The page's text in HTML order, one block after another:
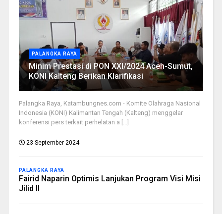
PALANGKA RAYA
Minim Prestasi di PON XXI/2024 Aceh-Sumut,
KONI Kalteng Berikan Klarifikasi
Palangka Raya, Katambungnes.com - Komite Olahraga Nasional
Indonesia (KONI) Kalimantan Tengah (Kalteng) menggelar
konferensi pers terkait perhelatan a [...]
23 September 2024
PALANGKA RAYA
Fairid Naparin Optimis Lanjukan Program Visi Misi
Jilid II